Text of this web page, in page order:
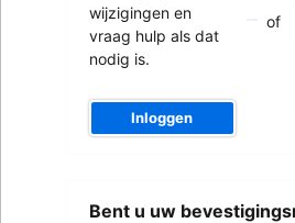
wijzigingen en
vraag hulp als dat
nodig is.
Inloggen
of
Bent u uw